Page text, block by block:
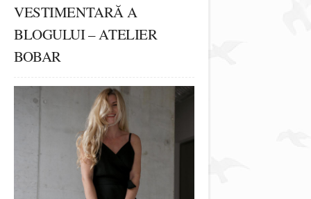
VESTIMENTARĂ A
BLOGULUI – ATELIER
BOBAR